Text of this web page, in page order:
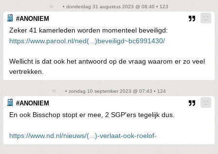
• donderdag 31 augustus 2023 @ 08:40 • 123
#ANONIEM
Zeker 41 kamerleden worden momenteel beveiligd:
https://www.parool.nl/ned(...)beveiligd~bc6991430/
Wellicht is dat ook het antwoord op de vraag waarom er zo veel
vertrekken.
• zondag 10 september 2023 @ 07:43 • 124
#ANONIEM
En ook Bisschop stopt er mee, 2 SGP'ers tegelijk dus.
https://www.nd.nl/nieuws/(...)-verlaat-ook-roelof-